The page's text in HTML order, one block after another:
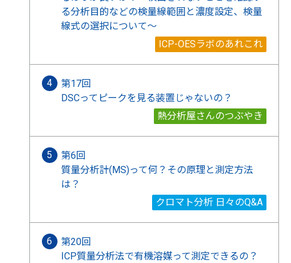
る分析目的などの検量線範囲と濃度設定、検量
線式の選択について～
ICP-OESラボのあれこれ
第17回
DSCってピークを見る装置じゃないの？
熱分析屋さんのつぶやき
第6回
質量分析計(MS)って何？その原理と測定方法
は？
クロマト分析 日々のQ&A
第20回
ICP質量分析法で有機溶媒って測定できるの？